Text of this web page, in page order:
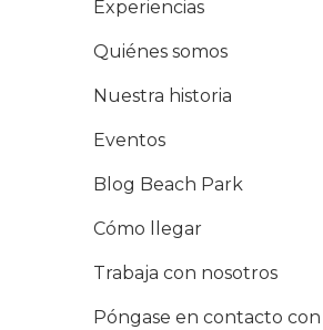
Experiencias
Quiénes somos
Nuestra historia
Eventos
Blog Beach Park
Cómo llegar
Trabaja con nosotros
Póngase en contacto